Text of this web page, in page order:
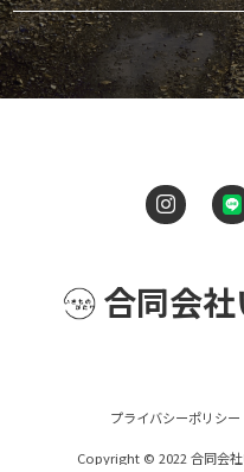
合同会
プライバシーポリシー
Copyright © 2022 合同会